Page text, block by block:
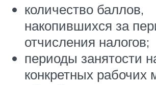
количество баллов,
накопившихся за
отчисления налогов;
периоды занятости
конкретных рабочих